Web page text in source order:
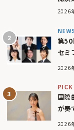
2026
第50
セミ
2026
PICK
国際
が奏
2026